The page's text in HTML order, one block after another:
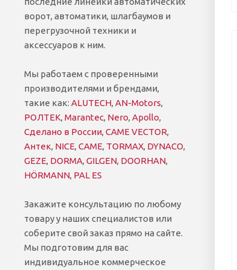
ворот, автоматики, шлагбаумов и
перегрузочной техники и
аксессуаров к ним.
Мы работаем с проверенными
производителями и брендами,
такие как: ALUTECH, AN-Motors,
РОЛТЕК, Marantec, Nero, Apollo,
Сделано в России, CAME VECTOR,
Антек, NICE, CAME, TORMAX, DYNACO,
GEZE, DORMA, GILGEN, DOORHAN,
HÖRMANN, PAL ES
Закажите консультацию по любому
товару у наших специалистов или
соберите свой заказ прямо на сайте.
Мы подготовим для вас
индивидуальное коммерческое